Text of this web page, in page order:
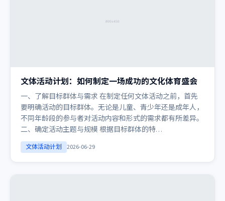
文体活动计划：如何制定一场成功的文化体育盛会
一、了解目标群体与需求 在制定任何文体活动之前，首先
要明确活动的目标群体。无论是儿童、青少年还是成年人，
不同年龄段的参与者对活动内容和形式的需求都有所差异。
二、确定活动主题与规模 根据目标群体的特…
文体活动计划 2026-06-29